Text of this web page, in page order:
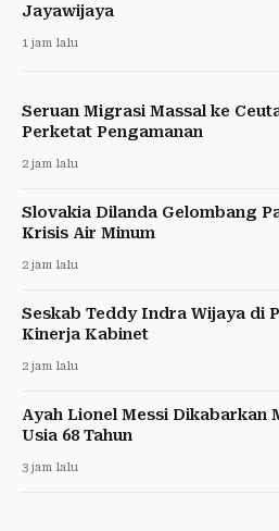
Jayawijaya
1 jam lalu
Seruan Migrasi Massal ke
Perketat Pengamanan
2 jam lalu
Slovakia Dilanda Gelombang
Krisis Air Minum
2 jam lalu
Seskab Teddy Indra Wijaya di
Kinerja Kabinet
2 jam lalu
Ayah Lionel Messi Dikabarkan
Usia 68 Tahun
3 jam lalu